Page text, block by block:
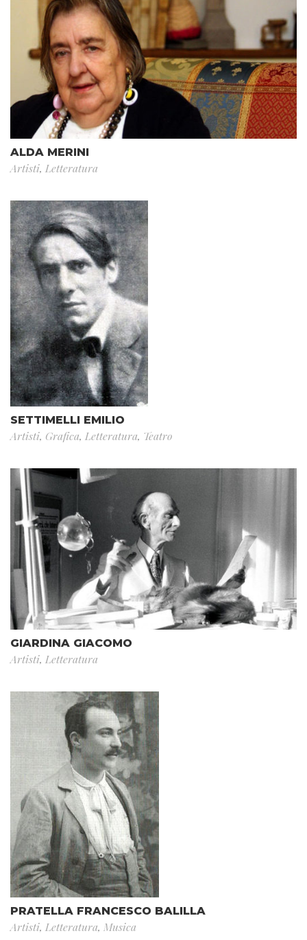
ALDA MERINI
Artisti, Letteratura
SETTIMELLI EMILIO
Artisti, Grafica, Letteratura, Teatro
GIARDINA GIACOMO
Artisti, Letteratura
PRATELLA FRANCESCO BALILLA
Artisti, Letteratura, Musica